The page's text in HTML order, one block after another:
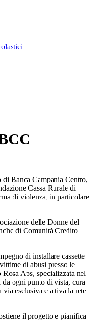
Banca Campania Centro,
Cassa Rurale di
di violenza, in particolare
delle Donne del
di Comunità Credito
di installare cassette
di abusi presso le
Aps, specializzata nel
ogni punto di vista, cura
via esclusiva e attiva la rete
il progetto e pianifica